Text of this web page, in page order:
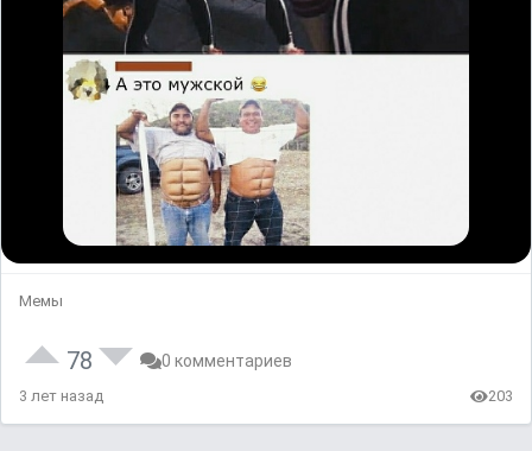
Мемы
78 0 комментариев
3 лет назад 203